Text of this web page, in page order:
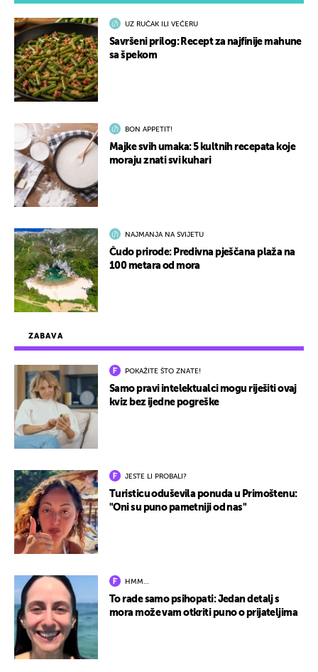
ZABAVA
POKAŽITE ŠTO ZNATE!
Samo pravi intelektualci mogu riješiti ovaj
kviz bez ijedne pogreške
JESTE LI PROBALI?
Turisticu oduševila ponuda u Primoštenu:
"Oni su puno pametniji od nas"
HMM…
To rade samo psihopati: Jedan detalj s
mora može vam otkriti puno o prijateljima
UZ RUČAK ILI VEČERU
Savršeni prilog: Recept za najfinije mahune
sa špekom
BON APPETIT!
Majke svih umaka: 5 kultnih recepata koje
moraju znati svi kuhari
NAJMANJA NA SVIJETU
Čudo prirode: Predivna pješčana plaža na
100 metara od mora